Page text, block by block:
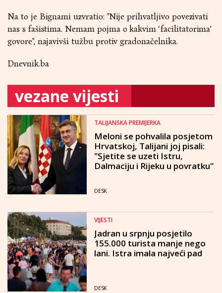
Na to je Bignami uzvratio: "Nije prihvatljivo povezivati
nas s fašistima. Nemam pojma o kakvim ‘facilitatorima’
govore", najavivši tužbu protiv gradonačelnika.
Dnevnik.ba
vezane vijesti
TALIJANSKA PREMIJERKA
Meloni se pohvalila posjetom
Hrvatskoj, Talijani joj pisali:
"Sjetite se uzeti Istru,
Dalmaciju i Rijeku u povratku"
DESK
VIJESTI
Jadran u srpnju posjetilo
155.000 turista manje nego
lani. Istra imala najveći pad
DESK